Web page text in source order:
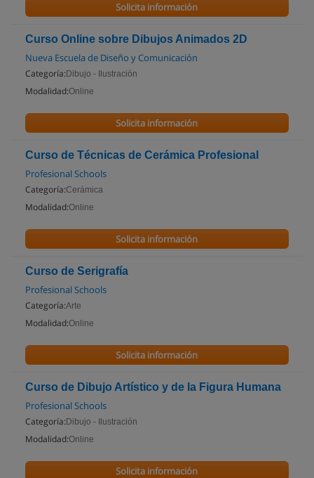
Solicita información
Curso Online sobre Dibujos Animados 2D
Nueva Escuela de Diseño y Comunicación
Categoría: Dibujo - Ilustración
Modalidad:Online
Solicita información
Curso de Técnicas de Cerámica Profesional
Profesional Schools
Categoría:Cerámica
Modalidad:Online
Solicita información
Curso de Serigrafía
Profesional Schools
Categoría:Arte
Modalidad:Online
Solicita información
Curso de Dibujo Artístico y de la Figura Humana
Profesional Schools
Categoría: Dibujo - Ilustración
Modalidad:Online
Solicita información